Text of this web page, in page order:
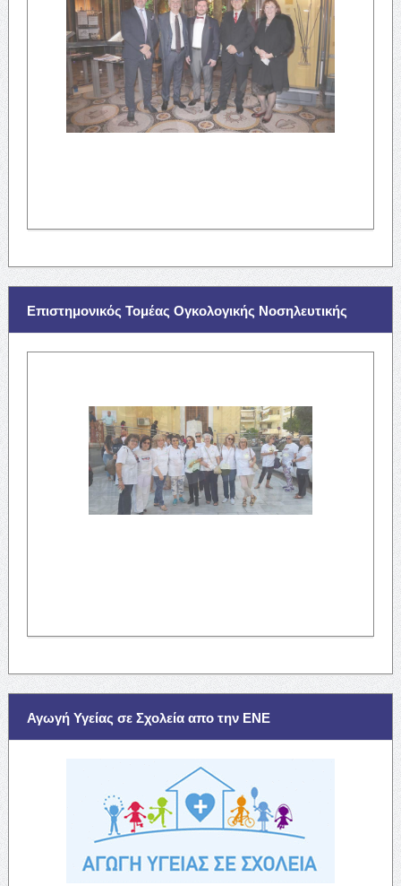
Επιστημονικός Τομέας Ογκολογικής Νοσηλευτικής
Αγωγή Υγείας σε Σχολεία απο την ΕΝΕ